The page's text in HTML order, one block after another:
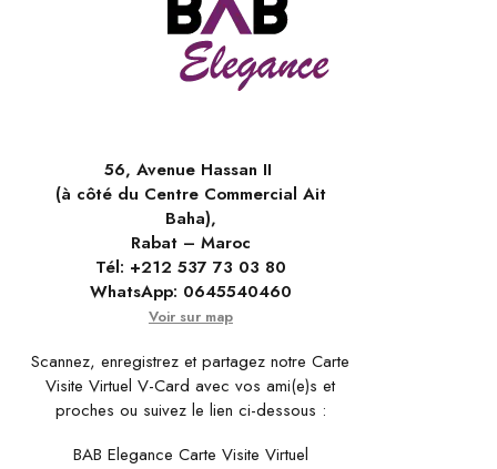
56, Avenue Hassan II
(à côté du Centre Commercial Ait
Baha),
Rabat – Maroc
Tél: +212 537 73 03 80
WhatsApp: 0645540460
Voir sur map
Scannez, enregistrez et partagez notre Carte
Visite Virtuel V-Card avec vos ami(e)s et
proches ou suivez le lien ci-dessous :
BAB Elegance Carte Visite Virtuel